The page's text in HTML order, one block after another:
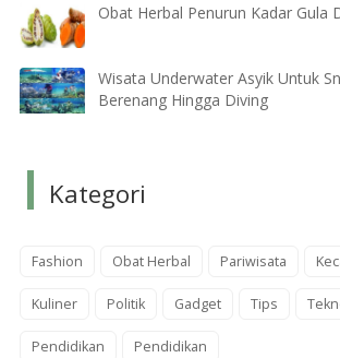
Obat Herbal Penurun Kadar Gula
Wisata Underwater Asyik Untuk
Berenang Hingga Diving
Kategori
Fashion Obat Herbal Pariwisata
Kuliner Politik Gadget Tips
Pendidikan Pendidikan